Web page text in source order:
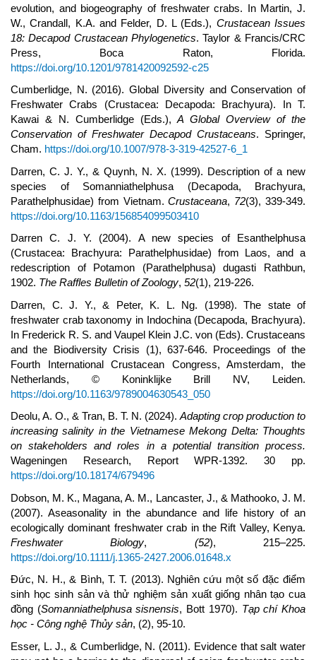
evolution, and biogeography of freshwater crabs. In Martin, J.
W., Crandall, K.A. and Felder, D. L (Eds.), Crustacean Issues
18: Decapod Crustacean Phylogenetics. Taylor & Francis/CRC
Press, Boca Raton, Florida.
https://doi.org/10.1201/9781420092592-c25
Cumberlidge, N. (2016). Global Diversity and Conservation of
Freshwater Crabs (Crustacea: Decapoda: Brachyura). In T.
Kawai & N. Cumberlidge (Eds.),A Global Overview of the
Conservation of Freshwater Decapod Crustaceans. Springer,
Cham. https://doi.org/10.1007/978-3-319-42527-6_1
Darren, C. J. Y., & Quynh, N. X. (1999). Description of a new
species of Somanniathelphusa (Decapoda, Brachyura,
Parathelphusidae) from Vietnam.Crustaceana, 72(3), 339-349.
https://doi.org/10.1163/156854099503410
Darren C. J. Y. (2004). A new species of Esanthelphusa
(Crustacea: Brachyura: Parathelphusidae) from Laos, and a
redescription of Potamon (Parathelphusa) dugasti Rathbun,
1902. The Raffles Bulletin of Zoology, 52(1), 219-226.
Darren, C. J. Y., & Peter, K. L. Ng. (1998). The state of
freshwater crab taxonomy in Indochina (Decapoda, Brachyura).
In Frederick R. S. and Vaupel Klein J.C. von (Eds). Crustaceans
and the Biodiversity Crisis (1), 637-646. Proceedings of the
Fourth International Crustacean Congress, Amsterdam, the
Netherlands, © Koninklijke Brill NV, Leiden.
https://doi.org/10.1163/9789004630543_050
Deolu, A. O., & Tran, B. T. N. (2024). Adapting crop production to
increasing salinity in the Vietnamese Mekong Delta: Thoughts
on stakeholders and roles in a potential transition process.
Wageningen Research, Report WPR-1392. 30 pp.
https://doi.org/10.18174/679496
Dobson, M. K., Magana, A. M., Lancaster, J., & Mathooko, J. M.
(2007). Aseasonality in the abundance and life history of an
ecologically dominant freshwater crab in the Rift Valley, Kenya.
Freshwater Biology, (52), 215–225.
https://doi.org/10.1111/j.1365-2427.2006.01648.x
Đức, N. H., & Bình, T. T. (2013). Nghiên cứu một số đặc điểm
sinh học sinh sản và thử nghiệm sản xuất giống nhân tạo cua
đồng (Somanniathelphusa sisnensis, Bott 1970). Tạp chí Khoa
học - Công nghệ Thủy sản, (2), 95-10.
Esser, L. J., & Cumberlidge, N. (2011). Evidence that salt water